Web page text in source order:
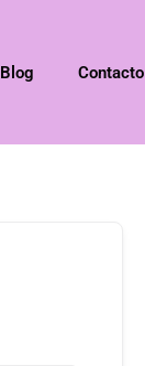
Blog Contacto